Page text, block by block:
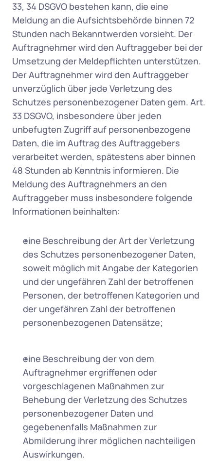
33, 34 DSGVO bestehen kann, die eine
Meldung an die Aufsichtsbehörde binnen 72
Stunden nach Bekanntwerden vorsieht. Der
Auftragnehmer wird den Auftraggeber bei der
Umsetzung der Meldepflichten unterstützen.
Der Auftragnehmer wird den Auftraggeber
unverzüglich über jede Verletzung des
Schutzes personenbezogener Daten gem. Art.
33 DSGVO, insbesondere über jeden
unbefugten Zugriff auf personenbezogene
Daten, die im Auftrag des Auftraggebers
verarbeitet werden, spätestens aber binnen
48 Stunden ab Kenntnis informieren. Die
Meldung des Auftragnehmers an den
Auftraggeber muss insbesondere folgende
Informationen beinhalten:
eine Beschreibung der Art der Verletzung
des Schutzes personenbezogener Daten,
soweit möglich mit Angabe der Kategorien
und der ungefähren Zahl der betroffenen
Personen, der betroffenen Kategorien und
der ungefähren Zahl der betroffenen
personenbezogenen Datensätze;
eine Beschreibung der von dem
Auftragnehmer ergriffenen oder
vorgeschlagenen Maßnahmen zur
Behebung der Verletzung des Schutzes
personenbezogener Daten und
gegebenenfalls Maßnahmen zur
Abmilderung ihrer möglichen nachteiligen
Auswirkungen.